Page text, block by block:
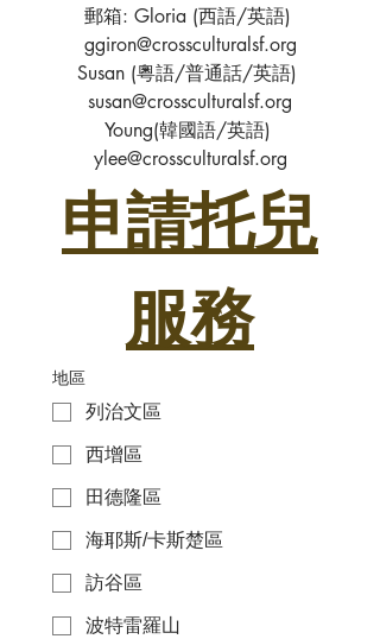
郵箱: Gloria (西語/英語)
ggiron@crossculturalsf.org
Susan (粵語/普通話/英語)
susan@crossculturalsf.org
Young(韓國語/英語)
ylee@crossculturalsf.org
申請托兒
服務
地區
列治文區
西增區
田德隆區
海耶斯/卡斯楚區
訪谷區
波特雷羅山